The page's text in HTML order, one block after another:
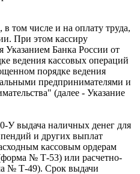
том числе и на оплату труда,
При этом кассиру
Указанием Банка России от
ведения кассовых операций
порядке ведения
предпринимателями и
(далее - Указание
У выдача наличных денег для
и других выплат
кассовым ордерам
№ Т-53) или расчетно-
№ Т-49). Срок выдачи